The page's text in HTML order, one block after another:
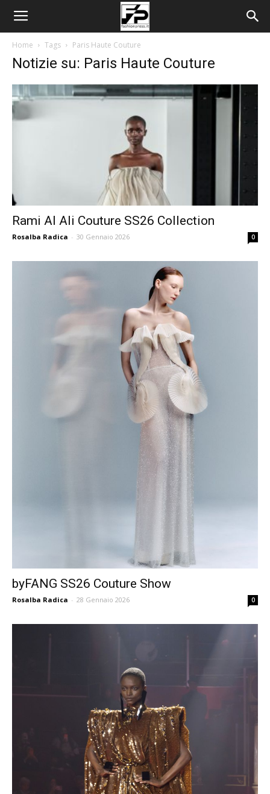
Home Tags Paris Haute Couture
Notizie su: Paris Haute Couture
Rami Al Ali Couture SS26 Collection
Rosalba Radica - 30 Gennaio 2026 0
byFANG SS26 Couture Show
Rosalba Radica - 28 Gennaio 2026 0